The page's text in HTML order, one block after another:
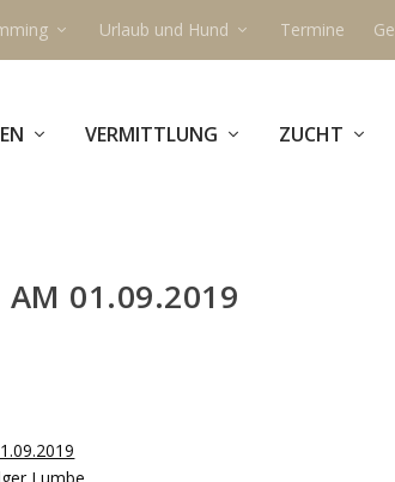
Urlaub und Hund Termine
VERMITTLUNG ZUCHT
AM 01.09.2019